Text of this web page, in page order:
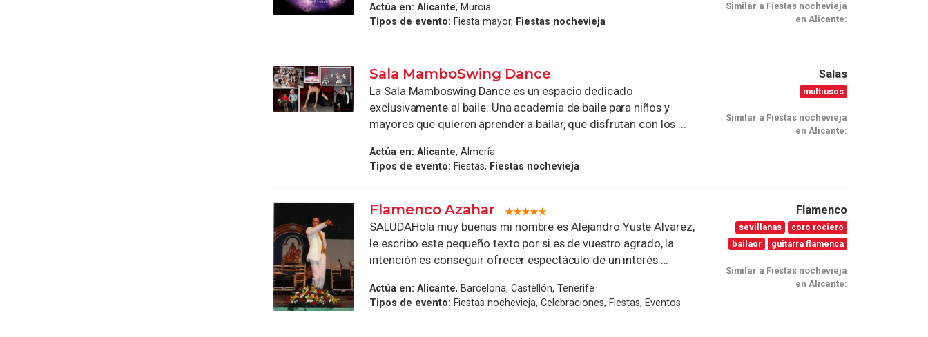
Actúa en: Alicante, Murcia
Tipos de evento: Fiesta mayor, Fiestas nochevieja
Similar a Fiestas nochevieja
en Alicante:
Sala MamboSwing Dance
La Sala Mamboswing Dance es un espacio dedicado
exclusivamente al baile: Una academia de baile para niños y
mayores que quieren aprender a bailar, que disfrutan con los ...
Actúa en: Alicante, Almería
Tipos de evento: Fiestas, Fiestas nochevieja
Salas
multiusos
Similar a Fiestas nochevieja
en Alicante:
Flamenco Azahar
SALUDAHola muy buenas mi nombre es Alejandro Yuste Alvarez,
le escribo este pequeño texto por si es de vuestro agrado, la
intención es conseguir ofrecer espectáculo de un interés ...
Actúa en: Alicante, Barcelona, Castellón, Tenerife
Tipos de evento: Fiestas nochevieja, Celebraciones, Fiestas, Eventos
Flamenco
sevillanas
coro rociero
bailaor
guitarra flamenca
Similar a Fiestas nochevieja
en Alicante: